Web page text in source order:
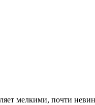
мелкими, почти